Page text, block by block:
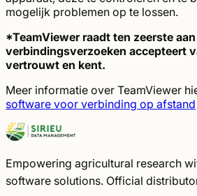
mogelijk problemen op te lossen.
*TeamViewer raadt ten zeerste
verbindingsverzoeken accepteert
vertrouwt en kent.
Meer informatie over TeamViewer
software voor verbinding op afstand
Empowering agricultural research
software solutions. Official